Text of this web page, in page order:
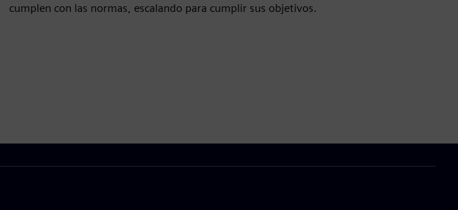
cumplen con las normas, escalando para cumplir sus objetivos.